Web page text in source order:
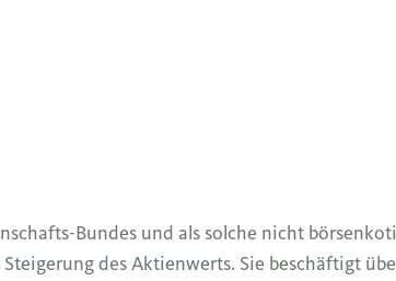
Bundes und als solche nicht
des Aktienwerts. Sie beschäftigt